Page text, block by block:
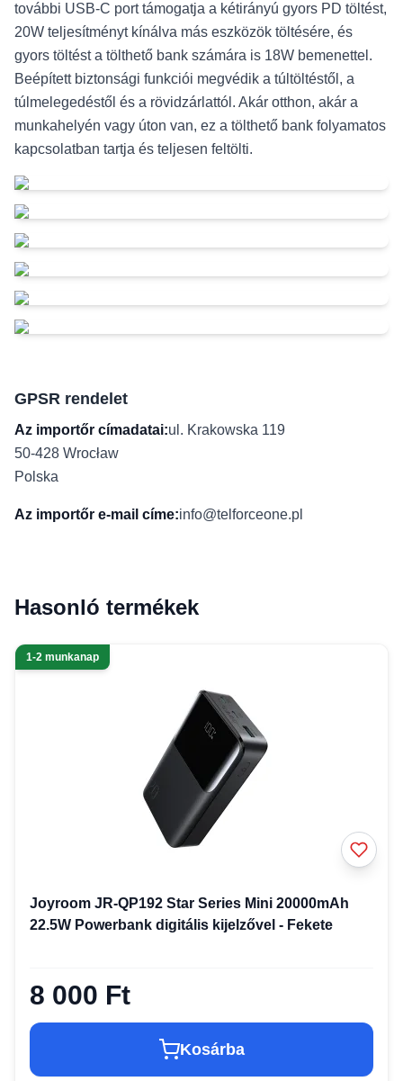
további USB-C port támogatja a kétirányú gyors PD töltést,
20W teljesítményt kínálva más eszközök töltésére, és
gyors töltést a tölthető bank számára is 18W bemenettel.
Beépített biztonsági funkciói megvédik a túltöltéstől, a
túlmelegedéstől és a rövidzárlattól. Akár otthon, akár a
munkahelyén vagy úton van, ez a tölthető bank folyamatos
kapcsolatban tartja és teljesen feltölti.
GPSR rendelet
Az importőr címadatai:ul. Krakowska 119
50-428 Wrocław
Polska
Az importőr e-mail címe:info@telforceone.pl
Hasonló termékek
1-2 munkanap
Joyroom JR-QP192 Star Series Mini 20000mAh
22.5W Powerbank digitális kijelzővel - Fekete
8 000 Ft
Kosárba